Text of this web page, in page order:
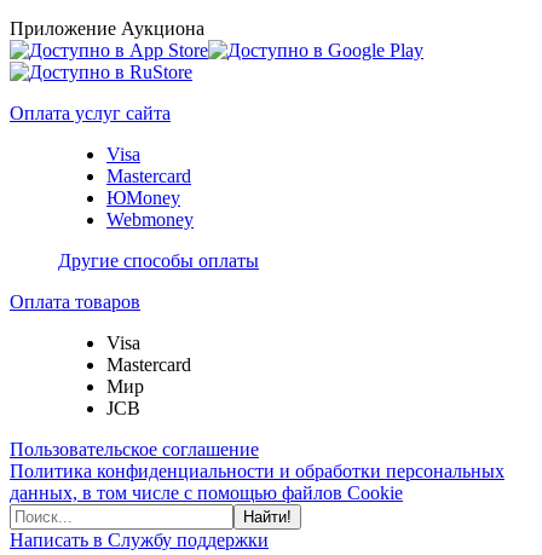
Приложение Аукциона
Оплата услуг сайта
Visa
Mastercard
ЮMoney
Webmoney
Другие способы оплаты
Оплата товаров
Visa
Mastercard
Мир
JCB
Пользовательское соглашение
Политика конфиденциальности и обработки персональных
данных, в том числе с помощью файлов Cookie
Найти!
Написать в Службу поддержки